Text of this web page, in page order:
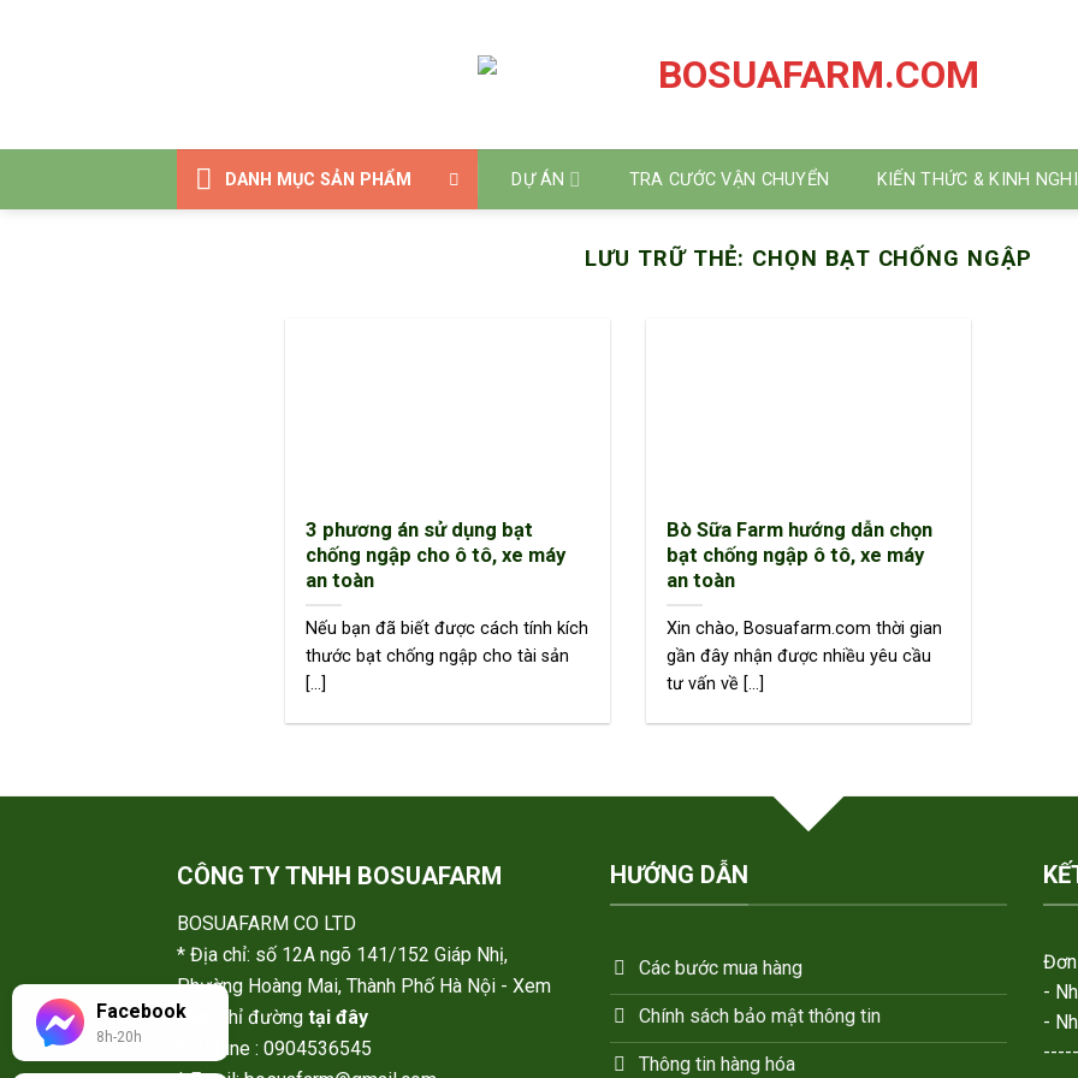
DANH MỤC SẢN PHẨM DỰ ÁN TRA CƯỚC VẬN CHUYỂN KIẾN THỨC & KINH
LƯU TRỮ THẺ: CHỌN BẠT CHỐNG NGẬP
3 phương án sử dụng bạt
chống ngập cho ô tô, xe máy
an toàn
Nếu bạn đã biết được cách tính kích
thước bạt chống ngập cho tài sản
[...]
Bò Sữa Farm hướng dẫn chọn
bạt chống ngập ô tô, xe máy
an toàn
Xin chào, Bosuafarm.com thời gian
gần đây nhận được nhiều yêu cầu
tư vấn về [...]
CÔNG TY TNHH BOSUAFARM
BOSUAFARM CO LTD
* Địa chỉ: số 12A ngõ 141/152 Giáp Nhị,
Phường Hoàng Mai, Thành Phố Hà Nội - Xem
Map chỉ đường tại đây
* Hotline : 0904536545
HƯỚNG DẪN
Các bước mua hàng
Chính sách bảo mật thông tin
Thông tin hàng hóa
-
-
Facebook
8h-20h